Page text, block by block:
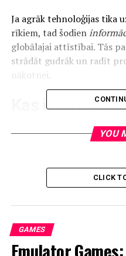
Ja agrāk tehnoloģijas tika
rīkiem, tad šodien
globālajai attīstībai. Tās
strādāt gudrāk un radīt
nākotnei.
Kas ir
Vienkāršs
ietver datorus,
kas palīdz radīt, glabāt,
Galvenie elementi
Datori un
YOU
CLICK
GAMES
Emulator